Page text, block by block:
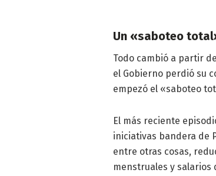
Un «saboteo
Todo cambió a partir
el Gobierno perdió su
empezó el «saboteo
El más reciente
iniciativas bandera de
entre otras cosas,
menstruales y salarios